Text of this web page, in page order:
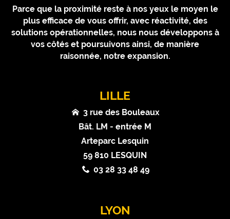
Parce que la proximité reste à nos yeux le moyen le
plus efficace de vous offrir, avec réactivité, des
solutions opérationnelles, nous nous développons à
vos côtés et poursuivons ainsi, de manière
raisonnée, notre expansion.
LILLE
3 rue des Bouleaux
Bât. LM - entrée M
Arteparc Lesquin
59 810 LESQUIN
03 28 33 48 49
LYON